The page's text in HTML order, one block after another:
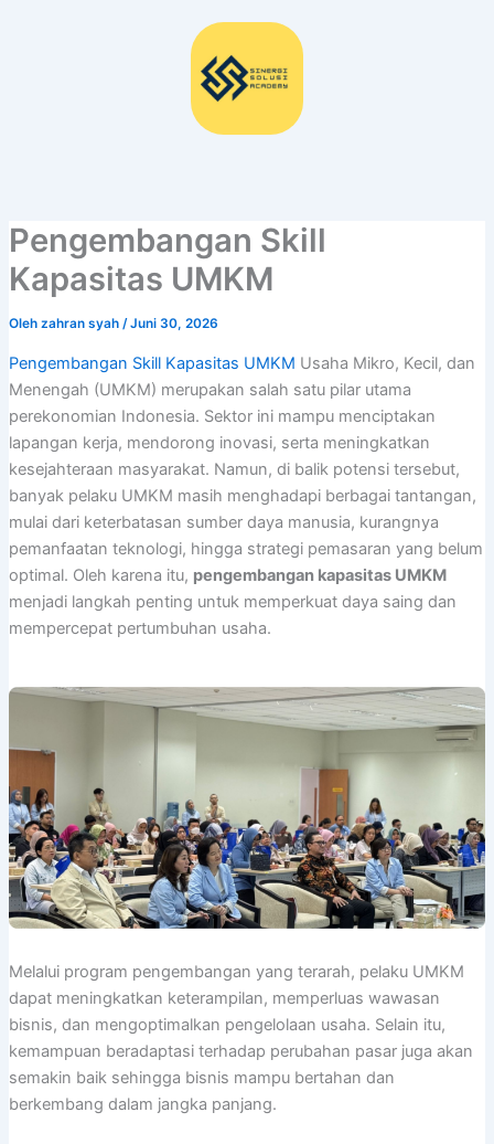
Pengembangan Skill
Kapasitas UMKM
Oleh zahran syah /Juni 30, 2026
Pengembangan Skill Kapasitas UMKM Usaha Mikro, Kecil, dan
Menengah (UMKM) merupakan salah satu pilar utama
perekonomian Indonesia. Sektor ini mampu menciptakan
lapangan kerja, mendorong inovasi, serta meningkatkan
kesejahteraan masyarakat. Namun, di balik potensi tersebut,
banyak pelaku UMKM masih menghadapi berbagai tantangan,
mulai dari keterbatasan sumber daya manusia, kurangnya
pemanfaatan teknologi, hingga strategi pemasaran yang belum
optimal. Oleh karena itu, pengembangan kapasitas UMKM
menjadi langkah penting untuk memperkuat daya saing dan
mempercepat pertumbuhan usaha.
Melalui program pengembangan yang terarah, pelaku UMKM
dapat meningkatkan keterampilan, memperluas wawasan
bisnis, dan mengoptimalkan pengelolaan usaha. Selain itu,
kemampuan beradaptasi terhadap perubahan pasar juga akan
semakin baik sehingga bisnis mampu bertahan dan
berkembang dalam jangka panjang.